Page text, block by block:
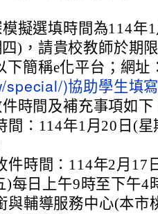
擬選填時間為114年
)，請貴校教師於期
下簡稱e化平台；網址
)協助學生填寫
時間及補充事項如下
間：114年1月20日(星
件時間：114年2月17
)每日上午9時至下午4
與輔導服務中心(本市